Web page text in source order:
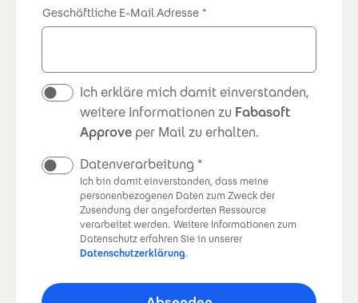
Geschäftliche E-Mail Adresse
Newsletter
Ich erkläre mich damit einverstanden,
weitere Informationen zu Fabasoft
Approve per Mail zu erhalten.
Datenverarbeitung
Ich bin damit einverstanden, dass meine
personenbezogenen Daten zum Zweck der
Zusendung der angeforderten Ressource
verarbeitet werden. Weitere Informationen zum
Datenschutz erfahren Sie in unserer
Datenschutzerklärung.